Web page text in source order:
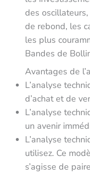
des
de rebond, les
les plus
Bandes de
Avantages de
L’analyse
d’achat et de
L’analyse
un avenir
L’analyse
utilisez. Ce
s’agisse de